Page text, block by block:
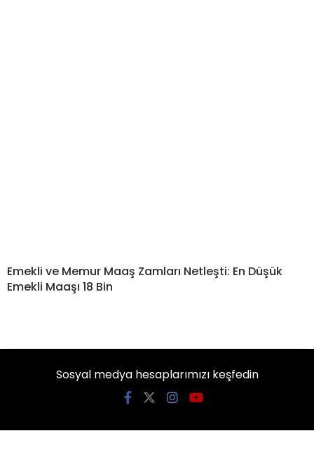
Emekli ve Memur Maaş Zamları Netleşti: En Düşük
Emekli Maaşı 18 Bin
Sosyal medya hesaplarımızı keşfedin